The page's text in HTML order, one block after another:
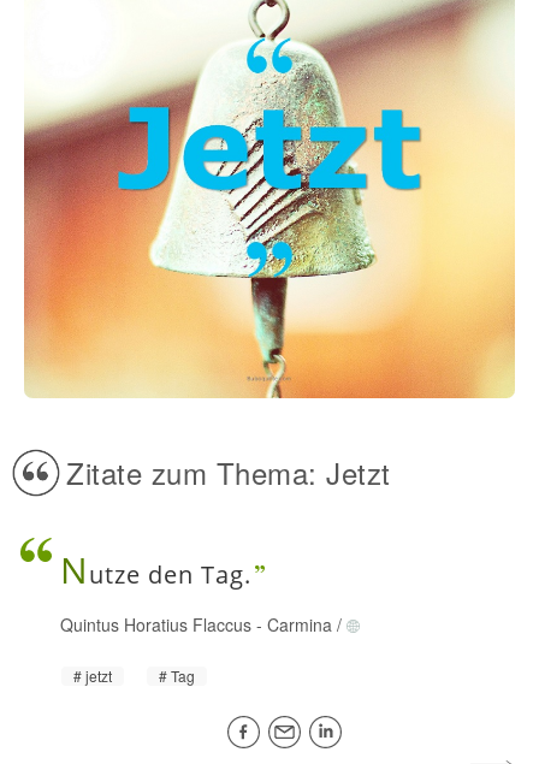
Zitate zum Thema: Jetzt
Nutze den Tag.
Quintus Horatius Flaccus - Carmina /
jetzt Tag